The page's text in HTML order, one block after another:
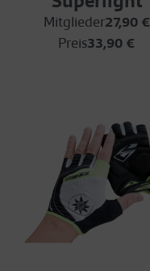
Mitglieder27,90 €
Preis33,90 €